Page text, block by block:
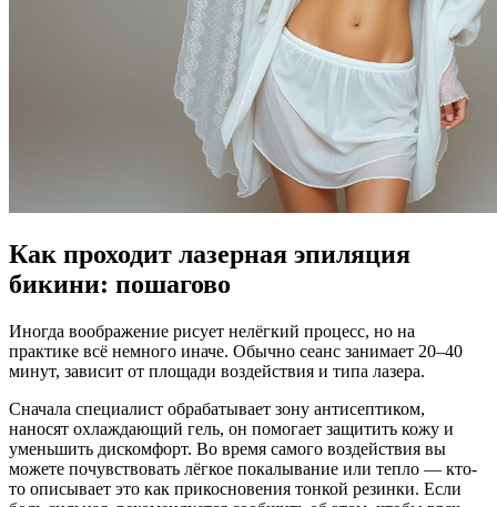
Как проходит лазерная эпиляция
бикини: пошагово
Иногда воображение рисует нелёгкий процесс, но на
практике всё немного иначе. Обычно сеанс занимает 20–40
минут, зависит от площади воздействия и типа лазера.
Сначала специалист обрабатывает зону антисептиком,
наносят охлаждающий гель, он помогает защитить кожу и
уменьшить дискомфорт. Во время самого воздействия вы
можете почувствовать лёгкое покалывание или тепло — кто-
то описывает это как прикосновения тонкой резинки. Если